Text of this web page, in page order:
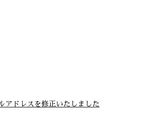
性を求めるな
【お詫び】問い合わせフォ
アドレスを修正いたしました